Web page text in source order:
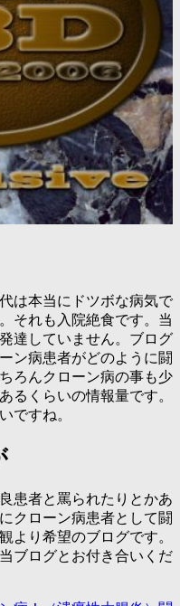
は本当にドツボな病気で
それも入院絶食です。当
達していません。ブログ
ン病患者がどのように闘
ろんクローン病の事も少
るくらいの情報量です。
ですね。
患者と罵られたりとかあ
クローン病患者として闘
より希望のブログです。
ブログとお付き合いくだ